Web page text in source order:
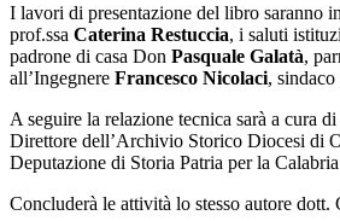
I lavori di presentazione del libro saranno
prof.ssa Caterina Restuccia, i saluti
padrone di casa Don Pasquale Galatà,
all’Ingegnere Francesco Nicolaci,
A seguire la relazione tecnica sarà a cura
Direttore dell’Archivio Storico Diocesi di
Deputazione di Storia Patria per la
Concluderà le attività lo stesso autore dott.